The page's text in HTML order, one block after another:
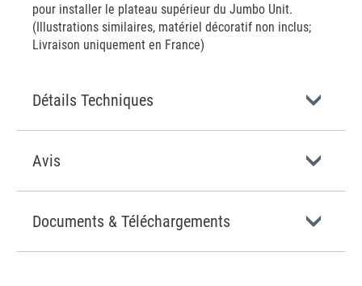
pour installer le plateau supérieur du Jumbo Unit.
(Illustrations similaires, matériel décoratif non inclus;
Livraison uniquement en France)
Détails Techniques
Avis
Documents & Téléchargements